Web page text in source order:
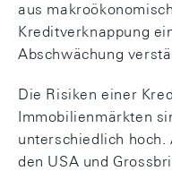
aus
Kreditverknappung
Abschwächung
Die Risiken einer
Immobilienmärkten
unterschiedlich
den USA und